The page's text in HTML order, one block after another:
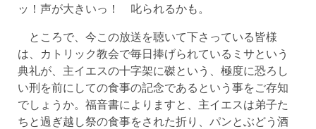
ッ！声が大きいっ！ 叱られるかも。
ところで、今この放送を聴いて下さっている皆様
は、カトリック教会で毎日捧げられているミサという
典礼が、主イエスの十字架に磔という、極度に恐ろし
い刑を前にしての食事の記念であるという事をご存知
でしょうか。福音書によりますと、主イエスは弟子た
ちと過ぎ越し祭の食事をされた折り、パンとぶどう酒